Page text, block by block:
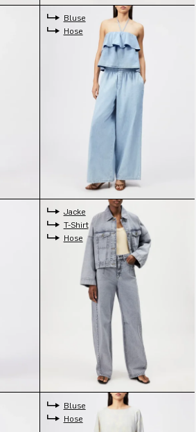
Bluse
Hose
Jacke
T-Shirt
Hose
Bluse
Hose